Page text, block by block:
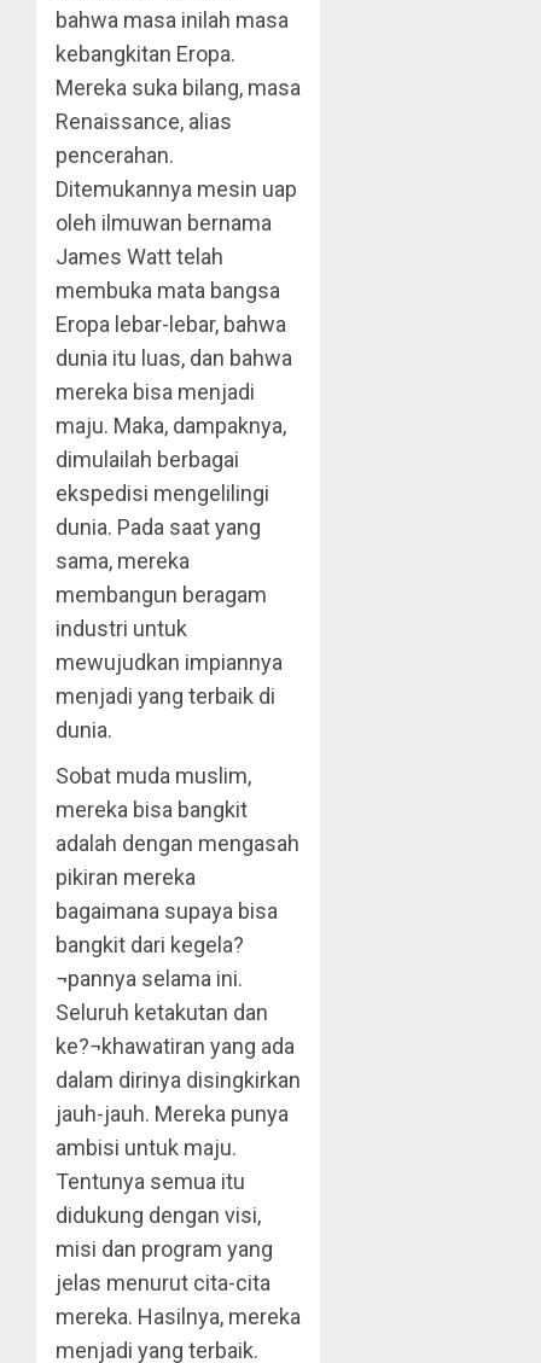
bahwa masa inilah masa
kebangkitan Eropa.
Mereka suka bilang, masa
Renaissance, alias
pencerahan.
Ditemukannya mesin uap
oleh ilmuwan bernama
James Watt telah
membuka mata bangsa
Eropa lebar-lebar, bahwa
dunia itu luas, dan bahwa
mereka bisa menjadi
maju. Maka, dampaknya,
dimulailah berbagai
ekspedisi mengelilingi
dunia. Pada saat yang
sama, mereka
membangun beragam
industri untuk
mewujudkan impiannya
menjadi yang terbaik di
dunia.
Sobat muda muslim,
mereka bisa bangkit
adalah dengan mengasah
pikiran mereka
bagaimana supaya bisa
bangkit dari kegela?
¬pannya selama ini.
Seluruh ketakutan dan
ke?¬khawatiran yang ada
dalam dirinya disingkirkan
jauh-jauh. Mereka punya
ambisi untuk maju.
Tentunya semua itu
didukung dengan visi,
misi dan program yang
jelas menurut cita-cita
mereka. Hasilnya, mereka
menjadi yang terbaik.